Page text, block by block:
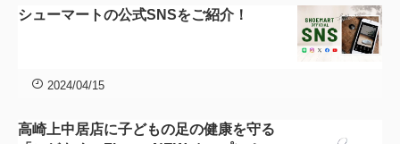
シューマートの公式SNSをご紹介！
2024/04/15
高崎上中居店に子どもの足の健康を守る